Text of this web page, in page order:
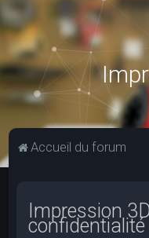
Accueil du forum
Impression
confidentialité